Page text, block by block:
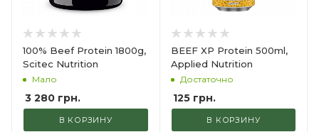
100% Beef Protein 1800g,
Scitec Nutrition
Мало
3 280 грн.
В КОРЗИНУ
BEEF XP Protein 500ml,
Applied Nutrition
Достаточно
125грн.
В КОРЗИНУ